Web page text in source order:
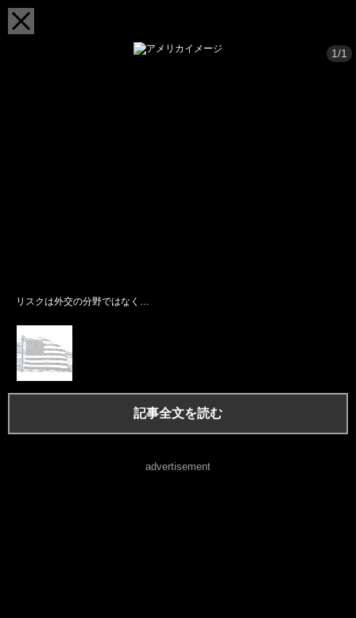
1/1
リスクは外交の分野ではなく…
記事全文を読む
advertisement